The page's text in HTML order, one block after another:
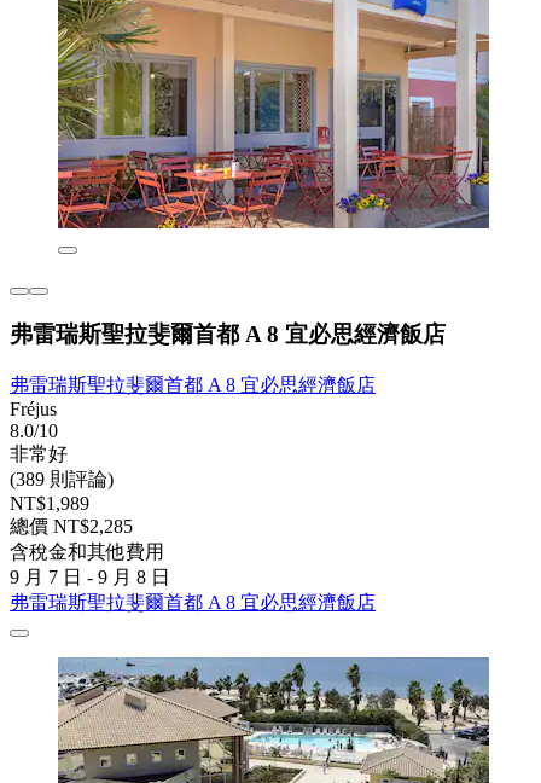
弗雷瑞斯聖拉斐爾首都 A 8 宜必思經濟飯店
弗雷瑞斯聖拉斐爾首都 A 8 宜必思經濟飯店
Fréjus
8.0/10
非常好
(389 則評論)
NT$1,989
總價 NT$2,285
含稅金和其他費用
9 月 7 日 - 9 月 8 日
弗雷瑞斯聖拉斐爾首都 A 8 宜必思經濟飯店